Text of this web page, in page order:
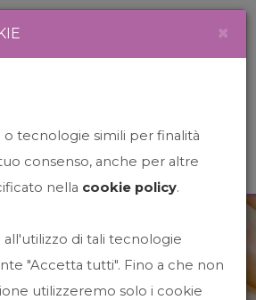
×
o tecnologie simili per finalità
consenso, anche per altre
nella cookie policy.
di tali tecnologie
"Accetta tutti". Fino a che non
utilizzeremo solo i cookie